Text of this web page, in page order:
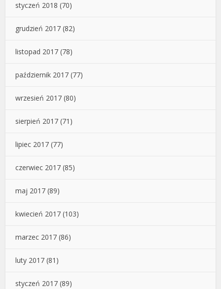
styczeń 2018 (70)
grudzień 2017 (82)
listopad 2017 (78)
październik 2017 (77)
wrzesień 2017 (80)
sierpień 2017 (71)
lipiec 2017 (77)
czerwiec 2017 (85)
maj 2017 (89)
kwiecień 2017 (103)
marzec 2017 (86)
luty 2017 (81)
styczeń 2017 (89)